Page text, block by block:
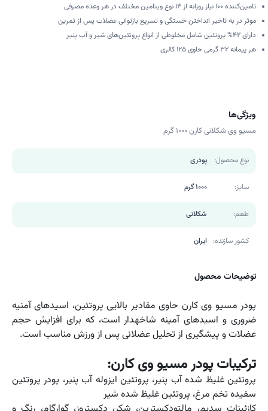
تامین‌کننده ۱۰۰ نیاز روزانه از ۱۴ نوع ویتامین مختلف در هر وعده مصرفی
موثر در به تاخیر انداختن خستگی و تسریع بازتوانی عضلات پس از تمرین
دارای ۴۲% پروتئین شامل مخلوطی از انواع پروتئین‌های شیر و آب پنیر
هر پیمانه ۳۲ گرمی حاوی ۱۲۵ کالری
ویژگی‌ها
مسیو وی شکلاتی کارن 1000 گرم
نوع محصول: پودری
سایز: 1000 گرم
طعم: شکلاتی
کشور سازنده: ایران
توضیحات محصول
پودر مسیو وی کارن حاوی مقادیر بالایی پروتئین، اسیدهای آمنیه
ضروری و اسیدهای آمینه شاخه‎دار است، که برای افزایش حجم
عضلات و پیشگیری از تحلیل عضلانی پس از ورزش مناسب است.
ترکیبات پودر مسیو وی کارن:
پروتئین غلیظ شده آب پنیر، پروتئین ایزوله آب پنیر، پودر پروتئین
سفیده تخم مرغ، پروتئین غلیظ شده شیر